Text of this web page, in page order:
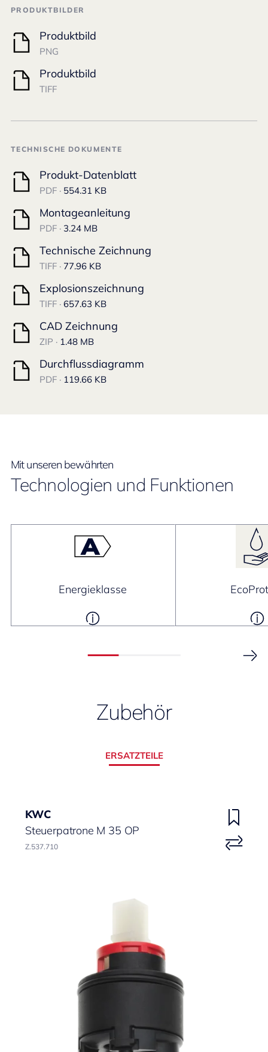
PRODUKTBILDER
Produktbild
PNG
Produktbild
TIFF
TECHNISCHE DOKUMENTE
Produkt-Datenblatt
PDF · 554.31 KB
Montageanleitung
PDF · 3.24 MB
Technische Zeichnung
TIFF · 77.96 KB
Explosionszeichnung
TIFF · 657.63 KB
CAD Zeichnung
ZIP · 1.48 MB
Durchflussdiagramm
PDF · 119.66 KB
Mit unseren bewährten
Technologien und Funktionen
Energieklasse
Zubehör
ERSATZTEILE
KWC
Steuerpatrone M 35 OP
Z.537.710